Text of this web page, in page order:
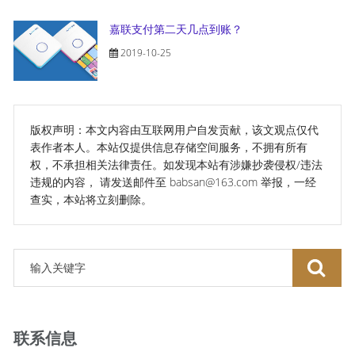
嘉联支付第二天几点到账？
2019-10-25
版权声明：本文内容由互联网用户自发贡献，该文观点仅代
表作者本人。本站仅提供信息存储空间服务，不拥有所有
权，不承担相关法律责任。如发现本站有涉嫌抄袭侵权/违法
违规的内容， 请发送邮件至 babsan@163.com 举报，一经
查实，本站将立刻删除。
联系信息